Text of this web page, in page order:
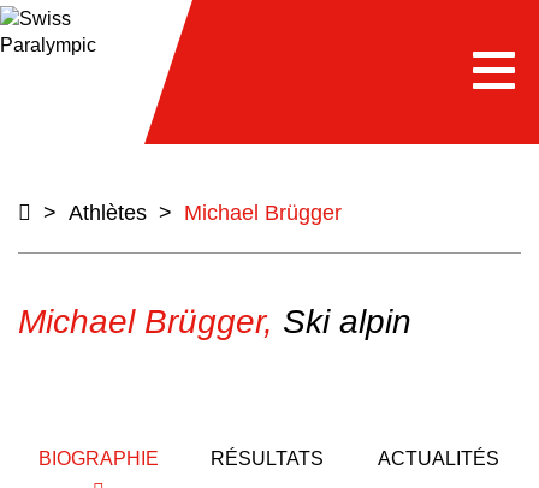
> Athlètes > Michael Brügger
Michael Brügger, Ski alpin
BIOGRAPHIE RÉSULTATS ACTUALITÉS